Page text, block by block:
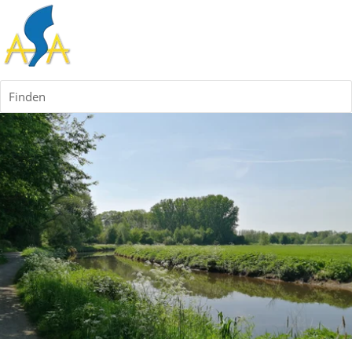
Finden